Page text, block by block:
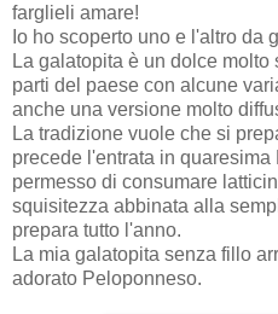
farglieli amare!
Io ho scoperto uno e l'altro da
La galatopita è un dolce
parti del paese con alcune
anche una versione molto
La tradizione vuole che si
precede l'entrata in
permesso di consumare
squisitezza abbinata alla
prepara tutto l'anno.
La mia galatopita senza fillo
adorato Peloponneso.